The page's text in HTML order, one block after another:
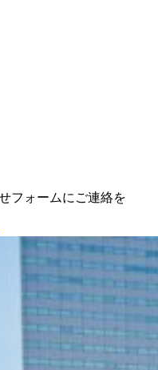
フォームにご連絡を